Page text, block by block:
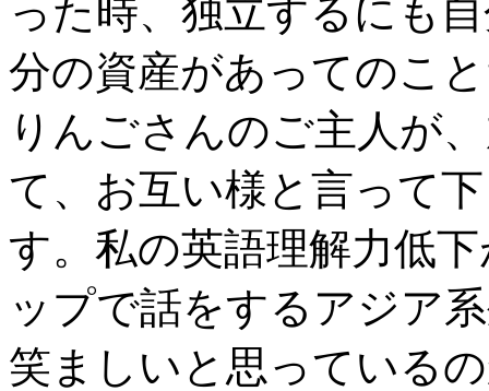
った時、独立するにも
分の資産があってのこ
りんごさんのご主人が
て、お互い様と言って
す。私の英語理解力低
ップで話をするアジア
笑ましいと思っている